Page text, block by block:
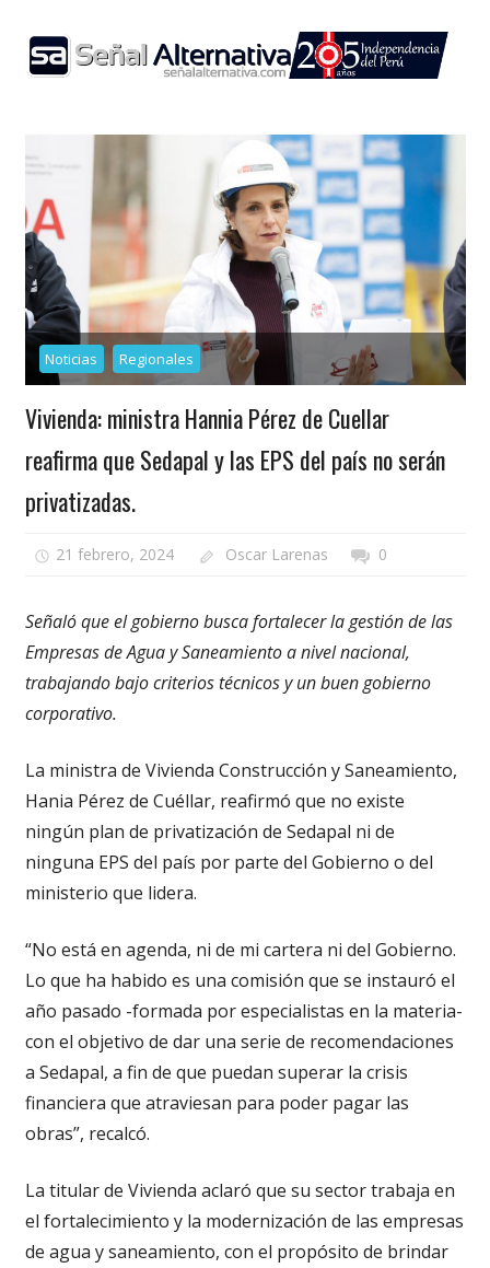
content
Noticias Regionales
Vivienda: ministra Hannia Pérez de Cuellar
reafirma que Sedapal y las EPS del país no serán
privatizadas.
21 febrero, 2024 Oscar Larenas 0
Señaló que el gobierno busca fortalecer la gestión de las
Empresas de Agua y Saneamiento a nivel nacional,
trabajando bajo criterios técnicos y un buen gobierno
corporativo.
La ministra de Vivienda Construcción y Saneamiento,
Hania Pérez de Cuéllar, reafirmó que no existe
ningún plan de privatización de Sedapal ni de
ninguna EPS del país por parte del Gobierno o del
ministerio que lidera.
“No está en agenda, ni de mi cartera ni del Gobierno.
Lo que ha habido es una comisión que se instauró el
año pasado -formada por especialistas en la materia-
con el objetivo de dar una serie de recomendaciones
a Sedapal, a fin de que puedan superar la crisis
financiera que atraviesan para poder pagar las
obras”, recalcó.
La titular de Vivienda aclaró que su sector trabaja en
el fortalecimiento y la modernización de las empresas
de agua y saneamiento, con el propósito de brindar